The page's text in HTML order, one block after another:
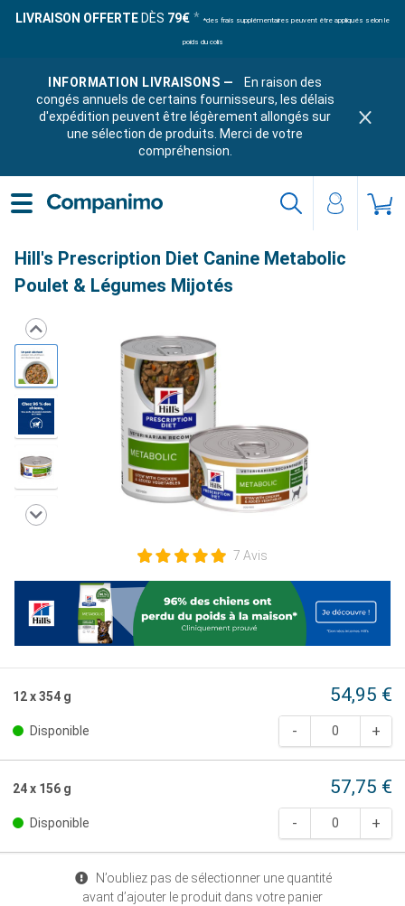
LIVRAISON OFFERTE DÈS 79€ *des frais supplémentaires peuvent être appliqués selon le
poids du colis
INFORMATION LIVRAISONS —
En raison des
congés annuels de certains fournisseurs, les délais
d'expédition peuvent être légèrement allongés sur
une sélection de produits. Merci de votre
compréhension.
Hill's Prescription Diet Canine Metabolic
Poulet & Légumes Mijotés
7 Avis
12 x 354 g 54,95 €
Disponible
24 x 156 g 57,75 €
Disponible
N’oubliez pas de sélectionner une quantité
avant d’ajouter le produit dans votre panier